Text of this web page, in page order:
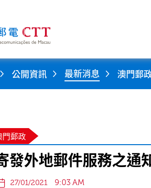
公開資訊 最新消息 澳門郵
門郵政
發外地郵件服務之通
27/01/2021 9:03 AM